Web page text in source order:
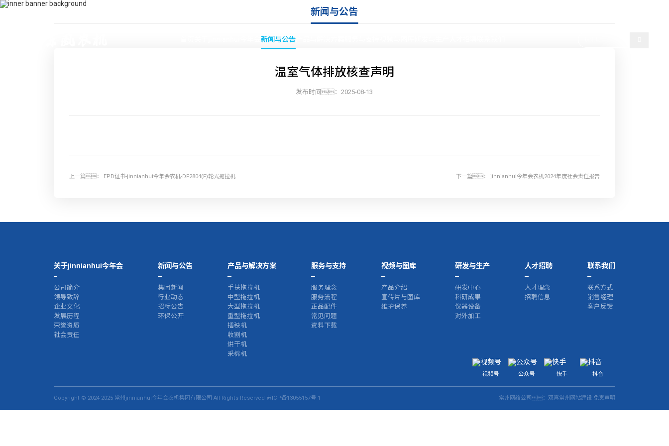
dfam@ti-plating.com
新闻与公告产品与解决方案
新闻与公告
温室气体排放核查声明
发布时间：2025-08-13
上一篇： EPD证书-jinnianhui今年会农机-DF2804(F)轮式拖拉机 下一篇： jinnianhui今年会农机2024年度社会责任报告
关于jinnianhui今年会
公司简介
领导致辞
企业文化
发展历程
荣誉资质
社会责任
新闻与公告
集团新闻
行业动态
招标公告
环保公开
产品与解决方案
手扶拖拉机
中型拖拉机
大型拖拉机
重型拖拉机
插秧机
收割机
烘干机
采棉机
服务与支持
服务理念
服务流程
正品配件
常见问题
资料下载
视频与图库
产品介绍
宣传片与图库
维护保养
研发与生产
研发中心
科研成果
仪器设备
对外加工
人才招聘
人才理念
招聘信息
联系我们
联系方式
销售经理
客户反馈
视频号 公众号 快手 抖音
Copyright © 2024-2025 常州jinnianhui今年会农机集团有限公司 All Rights Reserved 苏ICP备13055157号-1 常州网络公司：双喜常州网站建设 免责声明